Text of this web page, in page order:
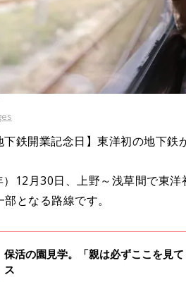
鉄開業記念日】東洋初の地下鉄
12月30日、上野～浅草間で東
となる路線です。
保活の園見学。「親は必ずここを見
ス